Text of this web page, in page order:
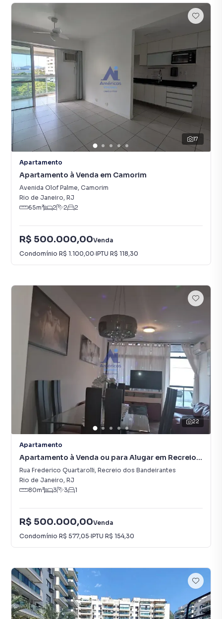
17
Apartamento
Apartamento à Venda em Camorim
Avenida Olof Palme, Camorim
Rio de Janeiro, RJ
65m² 2 2 2
R$ 500.000,00Venda
Condomínio R$ 1.100,00·IPTU R$ 118,30
22
Apartamento
Apartamento à Venda ou para Alugar em Recreio
dos Bandeirantes
Rua Frederico Quartarolli, Recreio dos Bandeirantes
Rio de Janeiro, RJ
80m² 3 3 1
R$ 500.000,00Venda
Condomínio R$ 577,05·IPTU R$ 154,30